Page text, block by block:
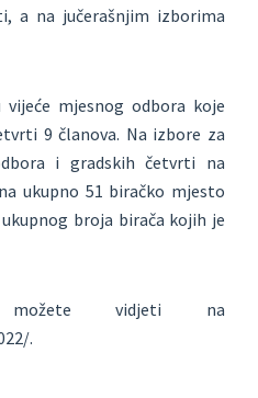
a na jučerašnjim izborima
mjesnog odbora koje
9 članova. Na izbore za
i gradskih četvrti na
ukupno 51 biračko mjesto
broja birača kojih je
možete vidjeti na
.